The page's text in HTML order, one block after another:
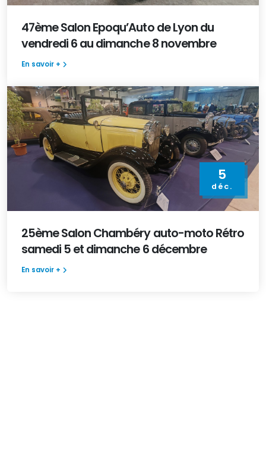
47ème Salon Epoqu’Auto de Lyon du
vendredi 6 au dimanche 8 novembre
En savoir +
5
déc.
25ème Salon Chambéry auto-moto Rétro
samedi 5 et dimanche 6 décembre
En savoir +